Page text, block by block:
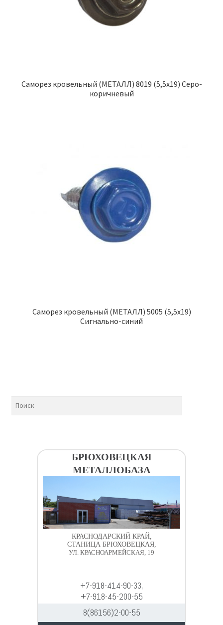
Саморез кровельный (МЕТАЛЛ) 8019 (5,5х19) Серо-
коричневый
Саморез кровельный (МЕТАЛЛ) 5005 (5,5х19)
Сигнально-синий
БРЮХОВЕЦКАЯ
МЕТАЛЛОБАЗА
КРАСНОДАРСКИЙ КРАЙ,
СТАНИЦА БРЮХОВЕЦКАЯ,
УЛ. КРАСНОАРМЕЙСКАЯ, 19
+7-918-414-90-33,
+7-918-45-200-55
8(86156)2-00-55